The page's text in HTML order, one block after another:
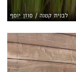
לבנית קטנה / סוזן יוסף